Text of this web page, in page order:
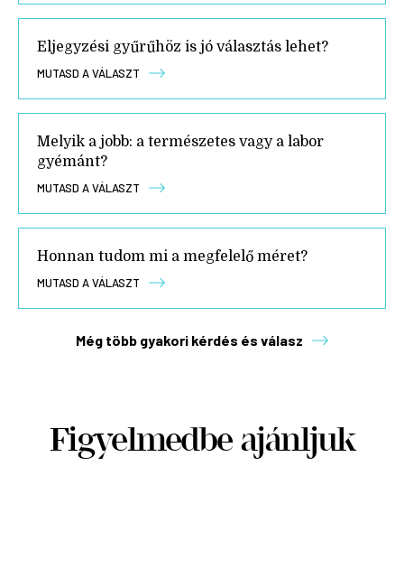
Eljegyzési gyűrűhöz is jó választás lehet?
MUTASD A VÁLASZT
Melyik a jobb: a természetes vagy a labor
gyémánt?
MUTASD A VÁLASZT
Honnan tudom mi a megfelelő méret?
MUTASD A VÁLASZT
Még több gyakori kérdés és válasz
Figyelmedbe ajánljuk